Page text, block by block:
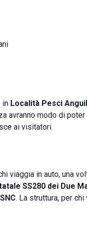
in Località Pesci
avranno modo di
ai visitatori.
viaggia in auto, una
SS280 dei Due
. La struttura, per